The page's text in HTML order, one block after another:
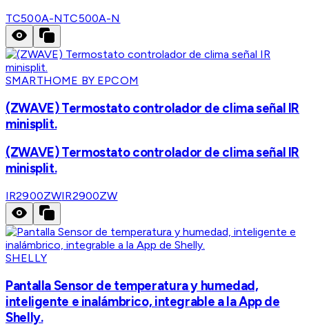
TC500A-NTC500A-N
SMARTHOME BY EPCOM
(ZWAVE) Termostato controlador de clima señal IR
minisplit.
(ZWAVE) Termostato controlador de clima señal IR
minisplit.
IR2900ZWIR2900ZW
SHELLY
Pantalla Sensor de temperatura y humedad,
inteligente e inalámbrico, integrable a la App de
Shelly.